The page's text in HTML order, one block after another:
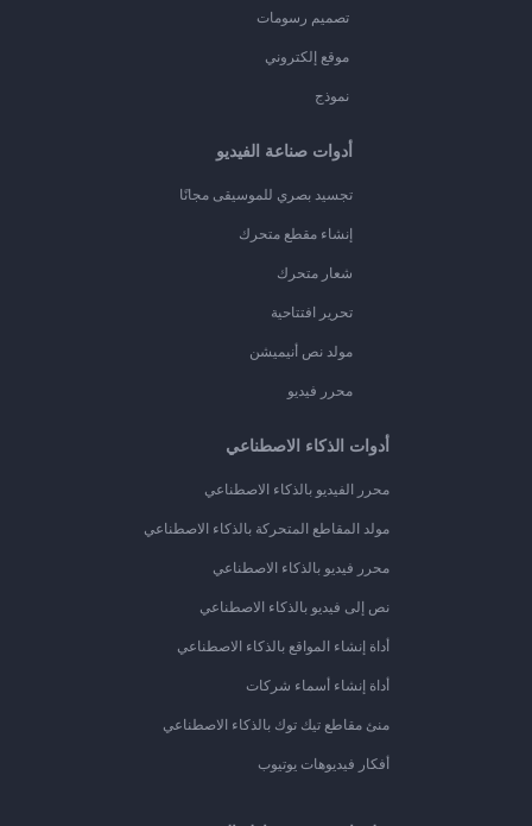
تصميم رسومات
موقع إلكتروني
نموذج
أدوات صناعة الفيديو
تجسيد بصري للموسيقى مجانًا
إنشاء مقطع متحرك
شعار متحرك
تحرير افتتاحية
مولد نص أنيميشن
محرر فيديو
أدوات الذكاء الاصطناعي
محرر الفيديو بالذكاء الاصطناعي
مولد المقاطع المتحركة بالذكاء الاصطناعي
محرر فيديو بالذكاء الاصطناعي
نص إلى فيديو بالذكاء الاصطناعي
أداة إنشاء المواقع بالذكاء الاصطناعي
أداة إنشاء أسماء شركات
منئ مقاطع تيك توك بالذكاء الاصطناعي
أفكار فيديوهات يوتيوب